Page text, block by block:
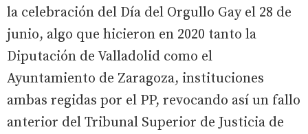
la celebración del Día del Orgullo Gay el 28 de
junio, algo que hicieron en 2020 tanto la
Diputación de Valladolid como el
Ayuntamiento de Zaragoza, instituciones
ambas regidas por el PP, revocando así un fallo
anterior del Tribunal Superior de Justicia de